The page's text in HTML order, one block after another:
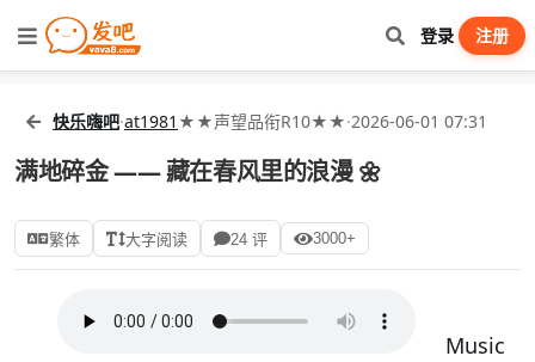
登录 注册
快乐嗨吧·at1981 ★★声望品衔R10★★·2026-06-01 07:31
满地碎金 —— 藏在春风里的浪漫 🌼
繁体 大字阅读 24 评 3000+
Music